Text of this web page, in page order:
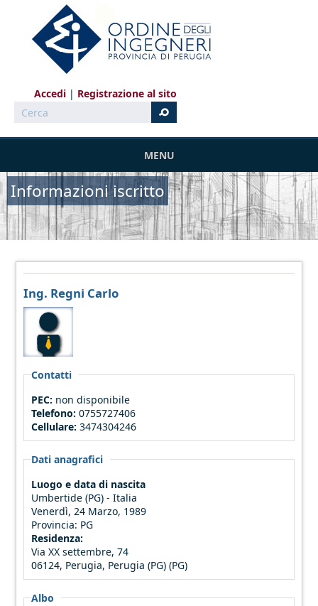
Salta al contenuto principale
Accedi
Registrazione al sito
Cerca
MENU
Informazioni iscritto
Ing. Regni Carlo
Contatti
PEC: non disponibile
Telefono:0755727406
Cellulare:3474304246
Dati anagrafici
Luogo e data di nascita
Umbertide (PG) - Italia
Venerdì, 24 Marzo, 1989
Provincia: PG
Residenza:
Via XX settembre, 74
06124, Perugia, Perugia (PG) (PG)
Albo